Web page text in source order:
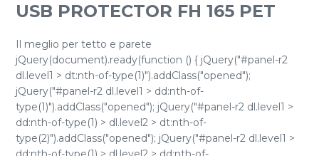
USB PROTECTOR FH 165 PET
Il meglio per tetto e parete
jQuery(document).ready(function () { jQuery("#panel-r2
dl.level1 > dt:nth-of-type(1)").addClass("opened");
jQuery("#panel-r2 dl.level1 > dd:nth-of-
type(1)").addClass("opened"); jQuery("#panel-r2 dl.level1 >
dd:nth-of-type(1) > dl.level2 > dt:nth-of-
type(2)").addClass("opened"); jQuery("#panel-r2 dl.level1 >